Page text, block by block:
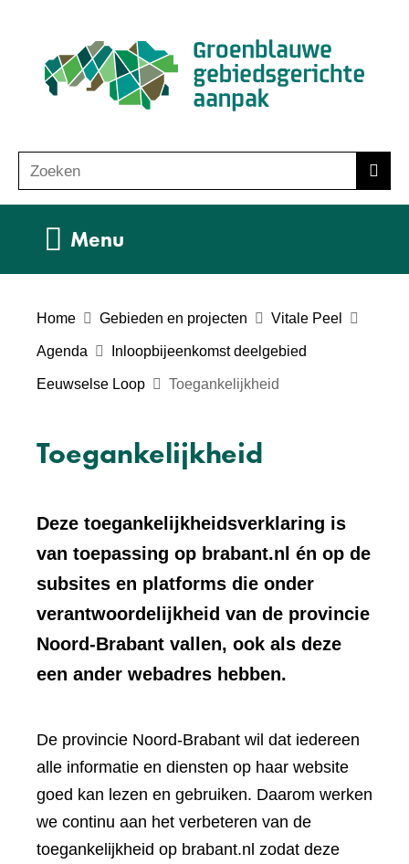
naar
de
inhoud
o
e
Zoeken
Menu
Home Gebieden en projecten Vitale Peel
Agenda Inloopbijeenkomst deelgebied
Eeuwselse Loop Toegankelijkheid
Toegankelijkheid
Deze toegankelijkheidsverklaring is
van toepassing op brabant.nl én op de
subsites en platforms die onder
verantwoordelijkheid van de provincie
Noord-Brabant vallen, ook als deze
een ander webadres hebben.
De provincie Noord-Brabant wil dat iedereen
alle informatie en diensten op haar website
goed kan lezen en gebruiken. Daarom werken
we continu aan het verbeteren van de
toegankelijkheid op brabant.nl zodat deze